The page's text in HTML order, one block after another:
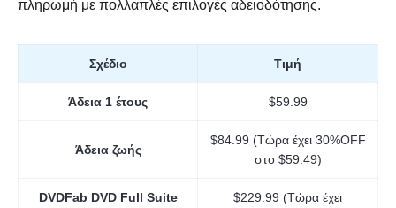
πληρωμή με πολλαπλές επιλογές αδειοδότησης.
Σχέδιο Τιμή
Άδεια 1 έτους $59.99
Άδεια ζωής
$84.99 (Τώρα έχει 30%OFF
στο $59.49)
DVDFab DVD Full Suite
$229.99 (Τώρα έχει